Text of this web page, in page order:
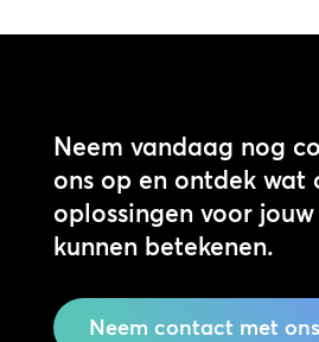
Neem vandaag nog
ons op en ontdek wat
oplossingen voor
kunnen betekenen.
Neem contact met